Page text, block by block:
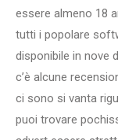
essere almeno 18
tutti i popolare
disponibile in nove
c’è alcune
ci sono si vanta
puoi trovare